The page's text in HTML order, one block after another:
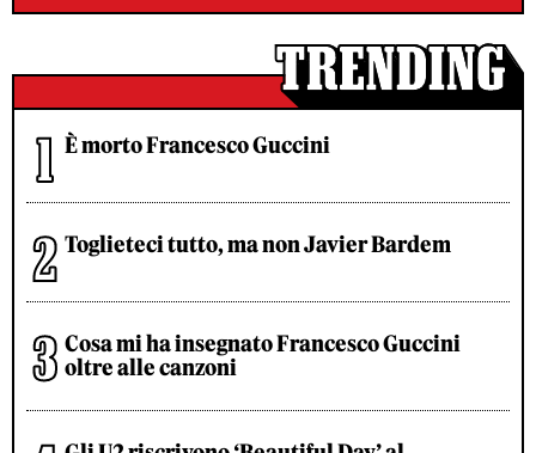
È morto Francesco Guccini
Toglieteci tutto, ma non Javier Bardem
Cosa mi ha insegnato Francesco Guccini
oltre alle canzoni